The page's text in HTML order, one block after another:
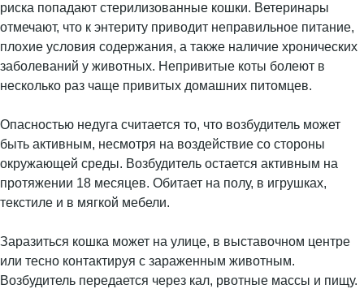
риска попадают стерилизованные кошки. Ветеринары
отмечают, что к энтериту приводит неправильное питание,
плохие условия содержания, а также наличие хронических
заболеваний у животных. Непривитые коты болеют в
несколько раз чаще привитых домашних питомцев.
Опасностью недуга считается то, что возбудитель может
быть активным, несмотря на воздействие со стороны
окружающей среды. Возбудитель остается активным на
протяжении 18 месяцев. Обитает на полу, в игрушках,
текстиле и в мягкой мебели.
Заразиться кошка может на улице, в выставочном центре
или тесно контактируя с зараженным животным.
Возбудитель передается через кал, рвотные массы и пищу.